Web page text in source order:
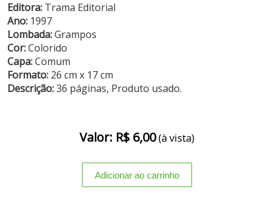
Editora: Trama Editorial
Ano: 1997
Lombada:Grampos
Cor:Colorido
Capa:Comum
Formato: 26 cm x 17 cm
Descrição:36 páginas, Produto usado.
Valor: R$ 6,00(à vista)